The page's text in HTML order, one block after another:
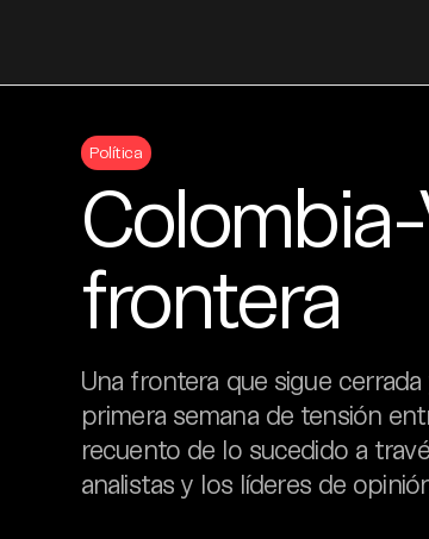
Política
frontera
Una frontera que sigue
primera semana de tensión
recuento de lo sucedido a
analistas y los líderes de